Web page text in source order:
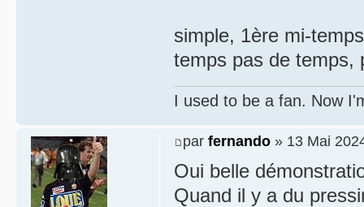
simple, 1ère mi-
temps pas de temps,
I used to be a fan. Now
par fernando » 13 Mai
Oui belle
Quand il y a du